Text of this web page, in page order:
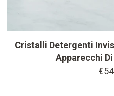
Cristalli Detergenti
Apparecchi